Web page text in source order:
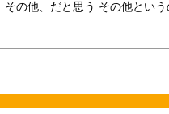
の他、だと思う その他とい